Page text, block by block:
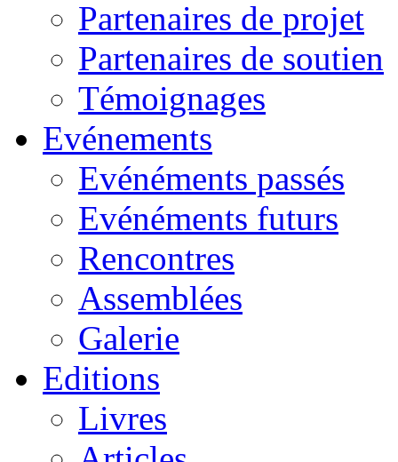
Partenaires de projet
Partenaires de soutien
Témoignages
Evénements
Evénéments passés
Evénéments futurs
Rencontres
Assemblées
Galerie
Editions
Livres